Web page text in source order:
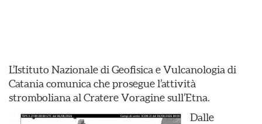
L’Istituto Nazionale di Geofisica e Vulcanologia di
Catania comunica che prosegue l’attività
stromboliana al Cratere Voragine sull’Etna.
Dalle